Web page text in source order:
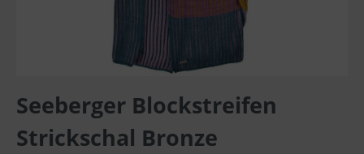
Seeberger Blockstreifen
Strickschal Bronze